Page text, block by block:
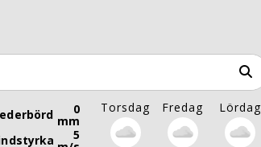
0
mm
5
Torsdag Fredag Lördag